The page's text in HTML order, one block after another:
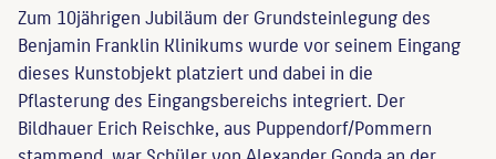
Zum 10jährigen Jubiläum der Grundsteinlegung des
Benjamin Franklin Klinikums wurde vor seinem Eingang
dieses Kunstobjekt platziert und dabei in die
Pflasterung des Eingangsbereichs integriert. Der
Bildhauer Erich Reischke, aus Puppendorf/Pommern